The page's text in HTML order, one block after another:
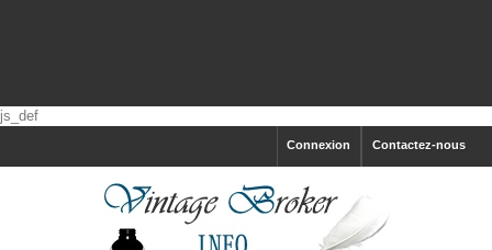
js_def
Contactez-nous
Connexion